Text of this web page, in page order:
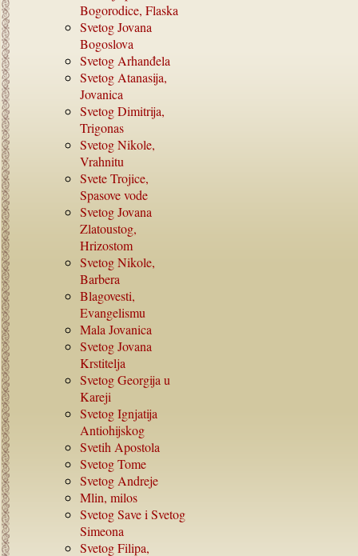
Bogorodice, Flaska
Svetog Jovana
Bogoslova
Svetog Arhanđela
Svetog Atanasija,
Jovanica
Svetog Dimitrija,
Trigonas
Svetog Nikole,
Vrahnitu
Svete Trojice,
Spasove vode
Svetog Jovana
Zlatoustog,
Hrizostom
Svetog Nikole,
Barbera
Blagovesti,
Evangelismu
Mala Jovanica
Svetog Jovana
Krstitelja
Svetog Georgija u
Kareji
Svetog Ignjatija
Antiohijskog
Svetih Apostola
Svetog Tome
Svetog Andreje
Mlin, milos
Svetog Save i Svetog
Simeona
Svetog Filipa,